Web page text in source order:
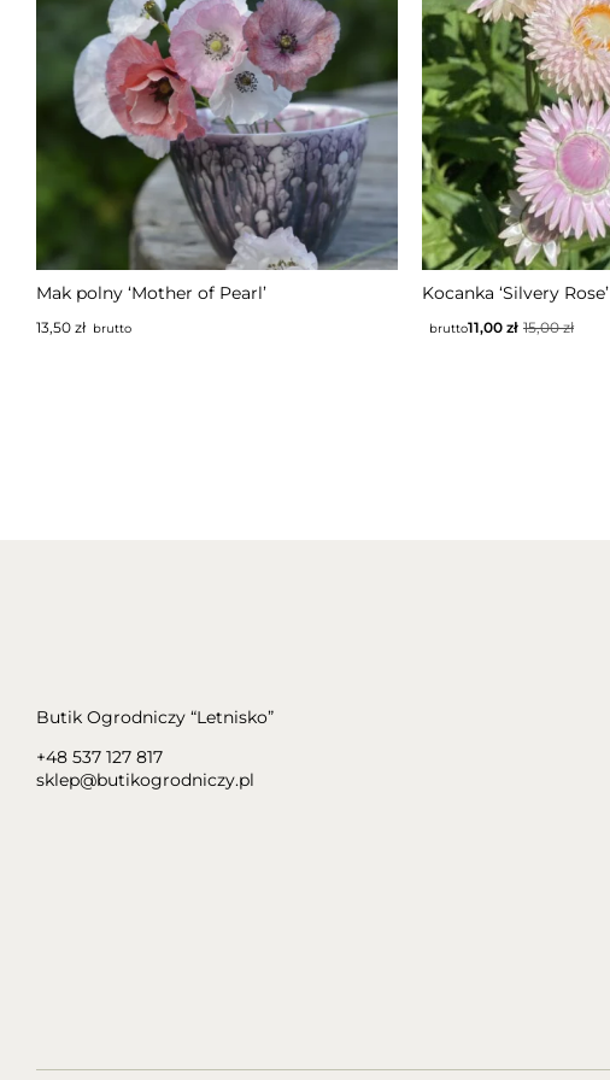
Mak polny ‘Mother of Pearl’
13,50 złbrutto
Kocanka ‘Silvery Rose’
15,00zł
11,00 zł
brutto
Butik Ogrodniczy “Letnisko”
+48 537 127 817
sklep@butikogrodniczy.pl